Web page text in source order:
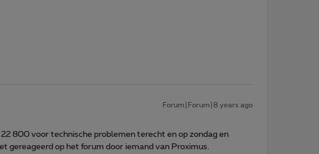
Forum|Forum|8 years ago
800 voor technische problemen terecht en op zondag en
gereageerd op het forum door iemand van Proximus.